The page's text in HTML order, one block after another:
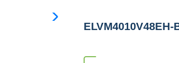
ELVM4010V48EH-